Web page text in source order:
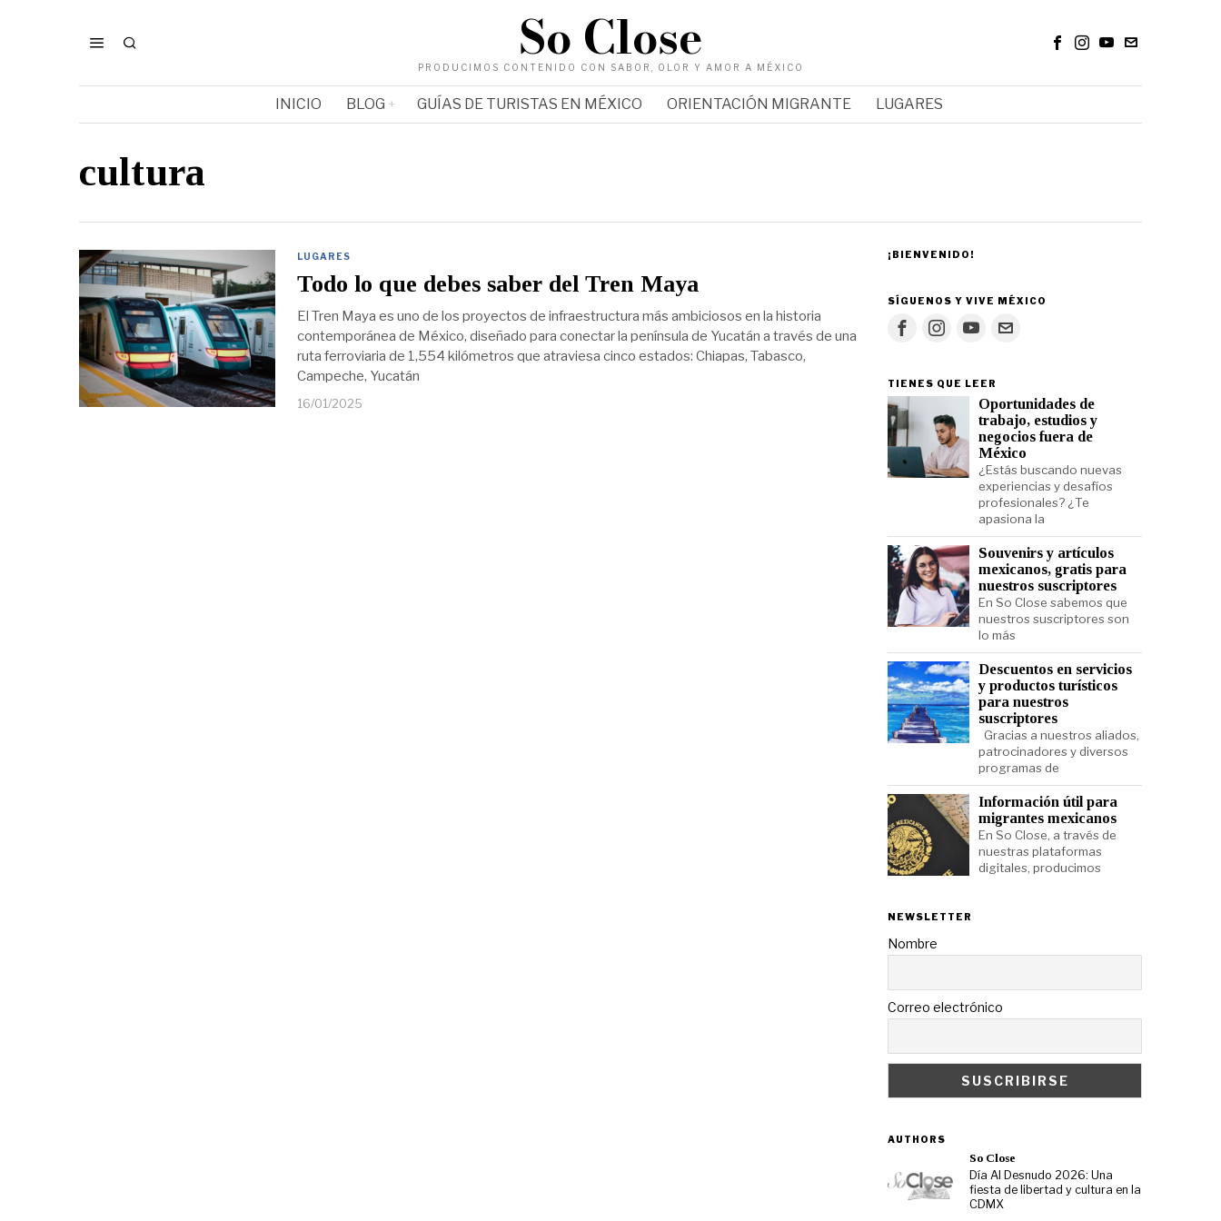
So Close
PRODUCIMOS CONTENIDO CON SABOR, OLOR Y AMOR A MÉXICO
INICIO BLOG GUÍAS DE TURISTAS EN MÉXICO ORIENTACIÓN MIGRANTE LUGARES
cultura
LUGARES
Todo lo que debes saber del Tren Maya
El Tren Maya es uno de los proyectos de infraestructura más ambiciosos en la historia
contemporánea de México, diseñado para conectar la península de Yucatán a través de una
ruta ferroviaria de 1,554 kilómetros que atraviesa cinco estados: Chiapas, Tabasco,
Campeche, Yucatán
16/01/2025
¡BIENVENIDO!
SÍGUENOS Y VIVE MÉXICO
TIENES QUE LEER
Oportunidades de
trabajo, estudios y
negocios fuera de
México
¿Estás buscando nuevas
experiencias y desafíos
profesionales? ¿Te
apasiona la
Souvenirs y artículos
mexicanos, gratis para
nuestros suscriptores
En So Close sabemos que
nuestros suscriptores son
lo más
Descuentos en servicios
y productos turísticos
para nuestros
suscriptores
Gracias a nuestros aliados,
patrocinadores y diversos
programas de
Información útil para
migrantes mexicanos
En So Close, a través de
nuestras plataformas
digitales, producimos
NEWSLETTER
Nombre
Correo electrónico
AUTHORS
So Close
Día Al Desnudo 2026: Una
fiesta de libertad y cultura en la
CDMX